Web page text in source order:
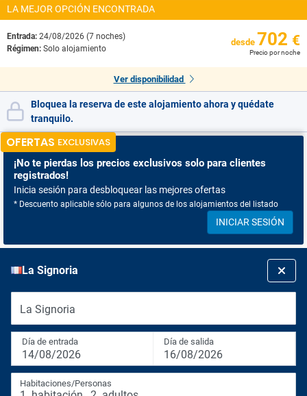
LA MEJOR OPCIÓN ENCONTRADA
Entrada: 24/08/2026 (7 noches)
Régimen: Solo alojamiento
desde 702 €
Precio por noche
Ver disponibilidad
Bloquea la reserva de este alojamiento ahora y quédate
tranquilo.
OFERTAS EXCLUSIVAS
¡No te pierdas los precios exclusivos solo para clientes
registrados!
Inicia sesión para desbloquear las mejores ofertas
* Descuento aplicable sólo para algunos de los alojamientos del listado
INICIAR SESIÓN
La Signoria
La Signoria
Día de entrada
14/08/2026
Día de salida
16/08/2026
Habitaciones/Personas